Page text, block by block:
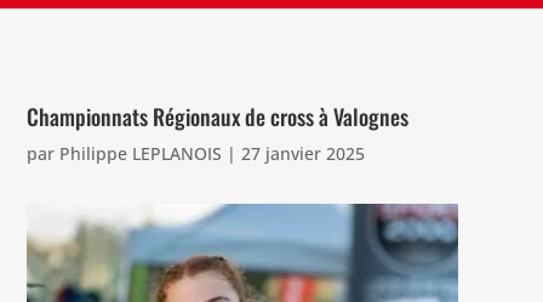
Championnats Régionaux de cross à Valognes
par Philippe LEPLANOIS |27 janvier 2025